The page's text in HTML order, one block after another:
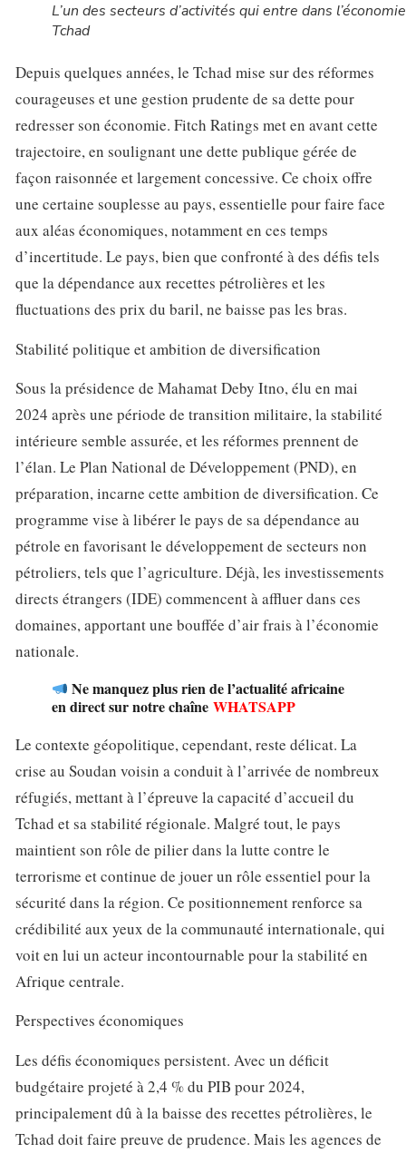
L’un des secteurs d’activités qui entre dans
Tchad
Depuis quelques années, le Tchad mise sur des réformes
courageuses et une gestion prudente de sa dette pour
redresser son économie. Fitch Ratings met en avant cette
trajectoire, en soulignant une dette publique gérée de
façon raisonnée et largement concessive. Ce choix offre
une certaine souplesse au pays, essentielle pour faire face
aux aléas économiques, notamment en ces temps
d’incertitude. Le pays, bien que confronté à des défis tels
que la dépendance aux recettes pétrolières et les
fluctuations des prix du baril, ne baisse pas les bras.
Stabilité politique et ambition de diversification
Sous la présidence de Mahamat Deby Itno, élu en mai
2024 après une période de transition militaire, la stabilité
intérieure semble assurée, et les réformes prennent de
l’élan. Le Plan National de Développement (PND), en
préparation, incarne cette ambition de diversification. Ce
programme vise à libérer le pays de sa dépendance au
pétrole en favorisant le développement de secteurs non
pétroliers, tels que l’agriculture. Déjà, les investissements
directs étrangers (IDE) commencent à affluer dans ces
domaines, apportant une bouffée d’air frais à l’économie
nationale.
Ne manquez plus rien de l’actualité africaine
en direct sur notre chaîne WHATSAPP
Le contexte géopolitique, cependant, reste délicat. La
crise au Soudan voisin a conduit à l’arrivée de nombreux
réfugiés, mettant à l’épreuve la capacité d’accueil du
Tchad et sa stabilité régionale. Malgré tout, le pays
maintient son rôle de pilier dans la lutte contre le
terrorisme et continue de jouer un rôle essentiel pour la
sécurité dans la région. Ce positionnement renforce sa
crédibilité aux yeux de la communauté internationale, qui
voit en lui un acteur incontournable pour la stabilité en
Afrique centrale.
Perspectives économiques
Les défis économiques persistent. Avec un déficit
budgétaire projeté à 2,4 % du PIB pour 2024,
principalement dû à la baisse des recettes pétrolières, le
Tchad doit faire preuve de prudence. Mais les agences de